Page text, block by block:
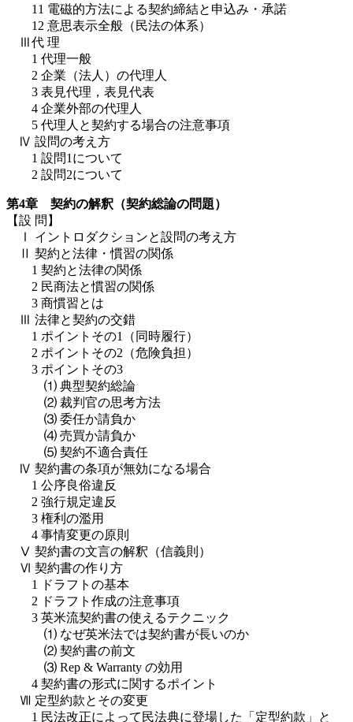
11 電磁的方法による契約締結と申込み・承諾
12 意思表示全般（民法の体系）
Ⅲ代 理
1 代理一般
2 企業（法人）の代理人
3 表見代理，表見代表
4 企業外部の代理人
5 代理人と契約する場合の注意事項
Ⅳ 設問の考え方
1 設問1について
2 設問2について
第4章 契約の解釈（契約総論の問題）
【設 問】
Ⅰ イントロダクションと設問の考え方
Ⅱ 契約と法律・慣習の関係
1 契約と法律の関係
2 民商法と慣習の関係
3 商慣習とは
Ⅲ 法律と契約の交錯
1 ポイントその1（同時履行）
2 ポイントその2（危険負担）
3 ポイントその3
⑴ 典型契約総論
⑵ 裁判官の思考方法
⑶ 委任か請負か
⑷ 売買か請負か
⑸ 契約不適合責任
Ⅳ 契約書の条項が無効になる場合
1 公序良俗違反
2 強行規定違反
3 権利の濫用
4 事情変更の原則
Ⅴ 契約書の文言の解釈（信義則）
Ⅵ 契約書の作り方
1 ドラフトの基本
2 ドラフト作成の注意事項
3 英米流契約書の使えるテクニック
⑴ なぜ英米法では契約書が長いのか
⑵ 契約書の前文
⑶ Rep & Warranty の効用
4 契約書の形式に関するポイント
Ⅶ 定型約款とその変更
1 民法改正によって民法典に登場した「定型約款」と